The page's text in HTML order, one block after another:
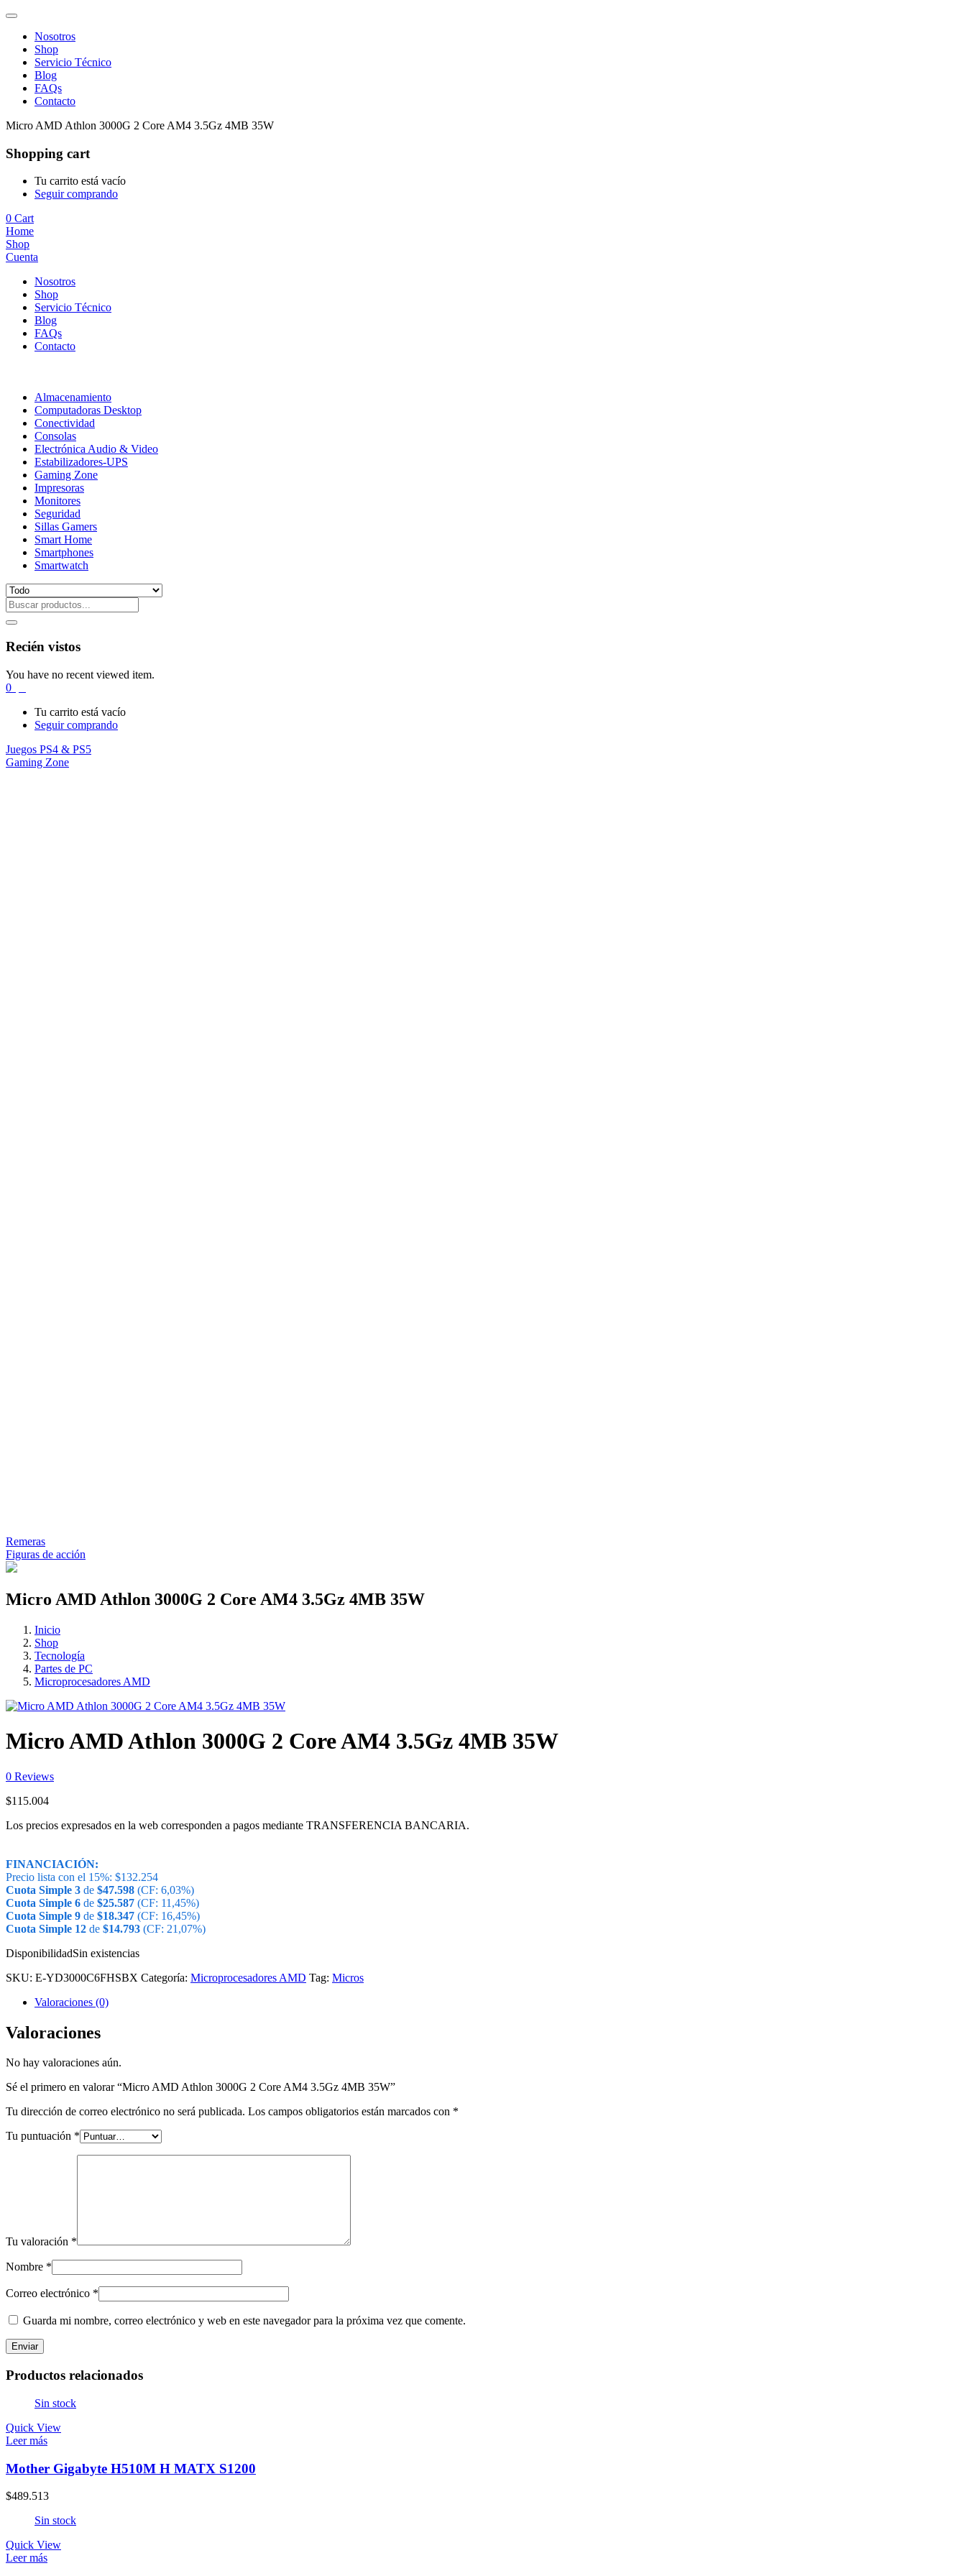
Nosotros
Shop
Servicio Técnico
Blog
FAQs
Contacto
Micro AMD Athlon 3000G 2 Core AM4 3.5Gz 4MB 35W
Shopping cart
Tu carrito está vacío
Seguir comprando
0 Cart
Home
Shop
Cuenta
Nosotros
Shop
Servicio Técnico
Blog
FAQs
Contacto
Almacenamiento
Computadoras Desktop
Conectividad
Consolas
Electrónica Audio & Video
Estabilizadores-UPS
Gaming Zone
Impresoras
Monitores
Seguridad
Sillas Gamers
Smart Home
Smartphones
Smartwatch
Recién vistos
You have no recent viewed item.
0
Tu carrito está vacío
Seguir comprando
Juegos PS4 & PS5
Gaming Zone
Remeras
Figuras de acción
Micro AMD Athlon 3000G 2 Core AM4 3.5Gz 4MB 35W
Inicio
Shop
Tecnología
Partes de PC
Microprocesadores AMD
Micro AMD Athlon 3000G 2 Core AM4 3.5Gz 4MB 35W
0 Reviews
$115.004
Los precios expresados en la web corresponden a pagos mediante TRANSFERENCIA BANCARIA.
FINANCIACIÓN:
Precio lista con el 15%: $132.254
Cuota Simple 3 de $47.598 (CF: 6,03%)
Cuota Simple 6 de $25.587 (CF: 11,45%)
Cuota Simple 9 de $18.347 (CF: 16,45%)
Cuota Simple 12 de $14.793 (CF: 21,07%)
DisponibilidadSin existencias
SKU: E-YD3000C6FHSBX Categoría: Microprocesadores AMD Tag: Micros
Valoraciones (0)
Valoraciones
No hay valoraciones aún.
Sé el primero en valorar “Micro AMD Athlon 3000G 2 Core AM4 3.5Gz 4MB 35W”
Tu dirección de correo electrónico no será publicada. Los campos obligatorios están marcados con *
Tu puntuación *
Tu valoración *
Nombre *
Correo electrónico *
Guarda mi nombre, correo electrónico y web en este navegador para la próxima vez que comente.
Productos relacionados
Sin stock
Quick View
Leer más
Mother Gigabyte H510M H MATX S1200
$489.513
Sin stock
Quick View
Leer más